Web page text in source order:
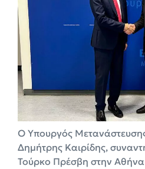
Ο Υπουργός
Δημήτρης Καιρίδης,
Τούρκο Πρέσβη στην